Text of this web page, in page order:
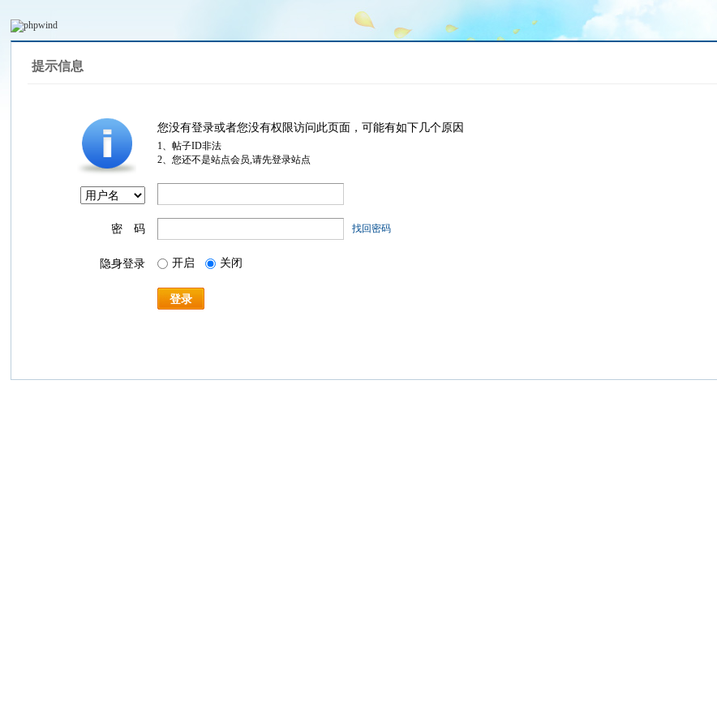
提示信息
您没有登录或者您没有权限访问此页面，可能有如下几个原因
1、帖子ID非法
2、您还不是站点会员,请先登录站点
密 码 找回密码
隐身登录 开启 关闭
登录